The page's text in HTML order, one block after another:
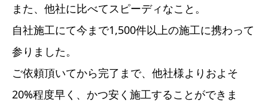
また、他社に比べてスピーディなこと。
自社施工にて今まで1,500件以上の施工に携わって
参りました。
ご依頼頂いてから完了まで、他社様よりおよそ
20%程度早く、かつ安く施工することができま